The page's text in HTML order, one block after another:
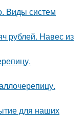
Виды систем
рублей. Навес из
для наших